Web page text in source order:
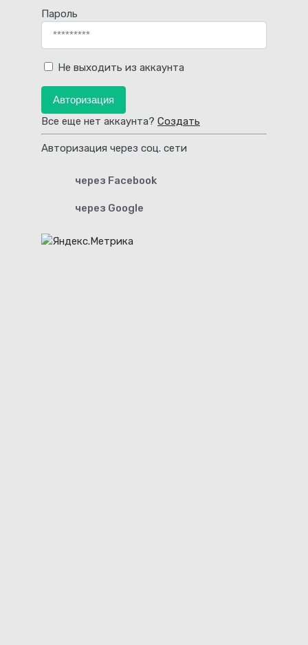
Пароль
Не выходить из аккаунта
Авторизация
Все еще нет аккаунта? Создать
Авторизация через соц. сети
через Facebook
через Google